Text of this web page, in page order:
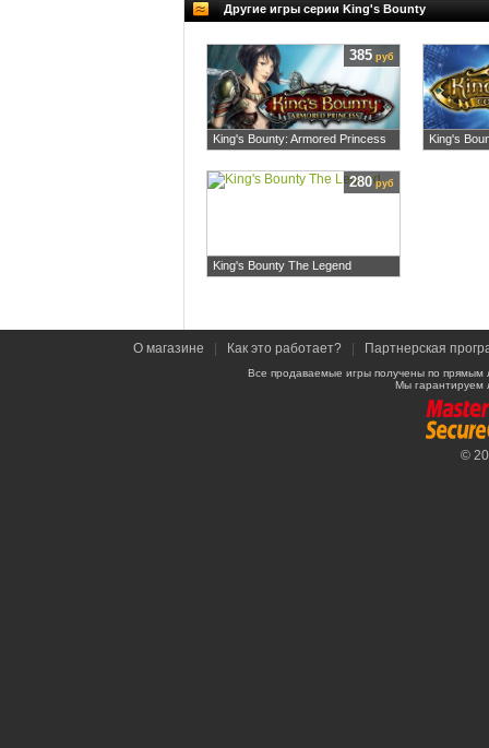
Другие игры серии King's Bounty
King's Bounty: Armored Princess
385 руб
King's
King's Bounty The Legend
280руб
О магазине Как это работает? Партнерская
Все продаваемые игры получены по
Мы гарантируем
©